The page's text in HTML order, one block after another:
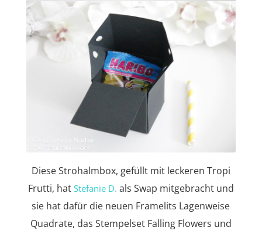
Diese Strohalmbox, gefüllt mit leckeren Tropi
Frutti, hat Stefanie D. als Swap mitgebracht und
sie hat dafür die neuen Framelits Lagenweise
Quadrate, das Stempelset Falling Flowers und